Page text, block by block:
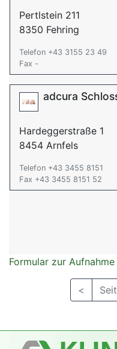
Pertlstein 211
8350 Fehring
Telefon +43 3155 23 49
Fax -
adcura
Hardeggerstraße 1
8454 Arnfels
Telefon +43 3455 8151
Fax +43 3455 8151 52
Formular zur
<